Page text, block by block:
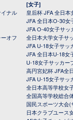
ナル
オフ
[女子]
皇后杯 JFA 全日
JFA 全日本O-30女
JFA O-40女子サッ
全日本大学女子サ
JFA U-18女子サッ
JFA 全日本U-18女
U-18女子サッカー
高円宮妃杯 JFA全
JFA U-15女子サッ
全日本高等学校女
全国高等学校総合
国民スポーツ大会(
日本クラブユース